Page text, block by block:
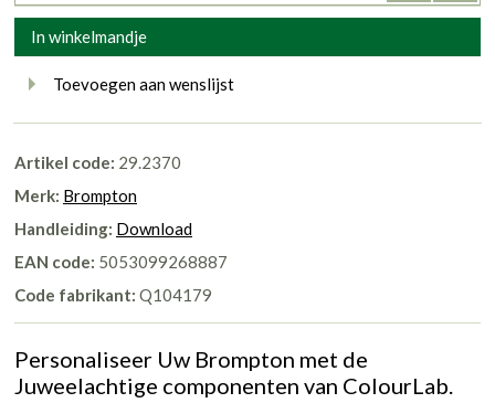
In winkelmandje
Toevoegen aan wenslijst
Artikel code: 29.2370
Merk: Brompton
Handleiding: Download
EAN code: 5053099268887
Code fabrikant: Q104179
Personaliseer Uw Brompton met de
Juweelachtige componenten van ColourLab.